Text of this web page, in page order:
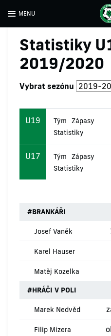
MENU
Statistiky
2019/2020
Vybrat sezónu
U19 Tým
Zápasy
Statistiky
U17 Tým
Zápasy
Statistiky
#BRANKÁŘI
Josef Vaněk
Karel Hauser
Matěj Kozelka
#HRÁČI V POLI
Marek Nedvěd
Filip Mizera